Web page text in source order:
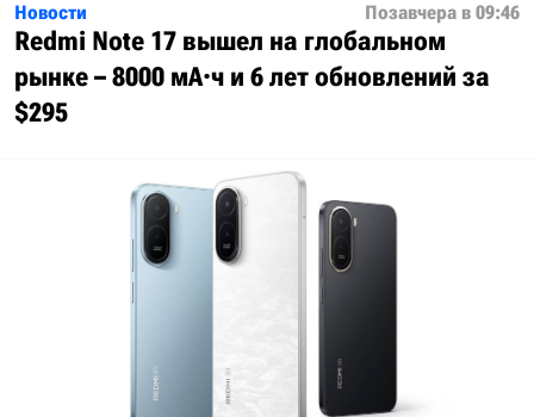
Новости Позавчера в 09:46
Redmi Note 17 вышел на глобальном
рынке – 8000 мА·ч и 6 лет обновлений за
$295